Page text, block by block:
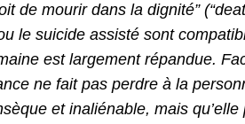
de mourir dans la dignité”
le suicide assisté sont
est largement répandue.
ne fait pas perdre à la
et inaliénable, mais